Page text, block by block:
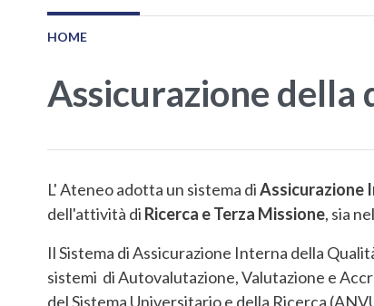
HOME
Assicurazione della
L' Ateneo adotta un sistema diAssicurazione
dell'attività di Ricerca e Terza Missione, sia
Il Sistema di Assicurazione Interna della
sistemi di Autovalutazione, Valutazione e
del Sistema Universitario e della Ricerca